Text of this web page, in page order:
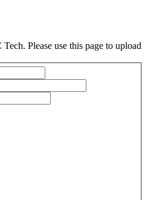
Please use this page to upload